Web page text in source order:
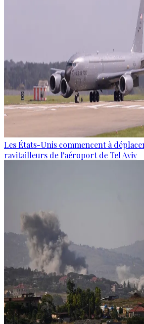
Les États-Unis commencent à
ravitailleurs de l'aéroport de Tel Aviv